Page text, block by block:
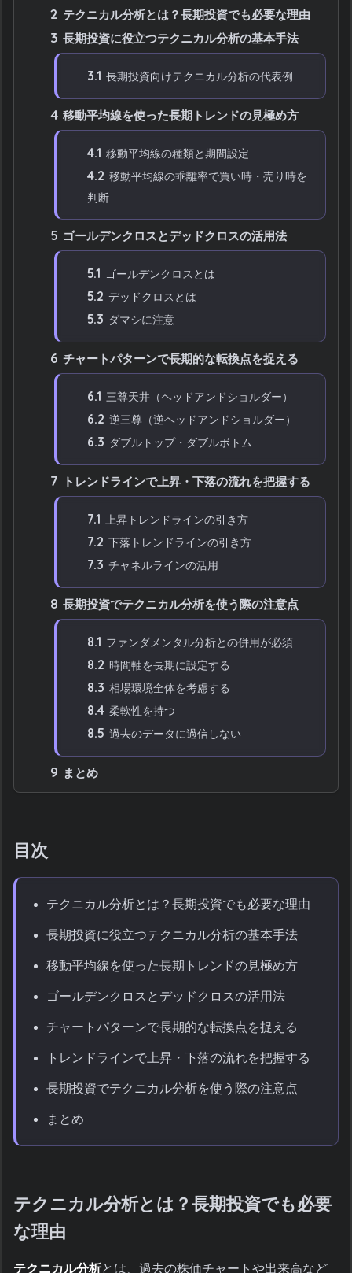
2 テクニカル分析とは？長期投資でも必要な理由
3 長期投資に役立つテクニカル分析の基本手法
3.1 長期投資向けテクニカル分析の代表例
4 移動平均線を使った長期トレンドの見極め方
4.1 移動平均線の種類と期間設定
4.2 移動平均線の乖離率で買い時・売り時を
判断
5 ゴールデンクロスとデッドクロスの活用法
5.1 ゴールデンクロスとは
5.2 デッドクロスとは
5.3 ダマシに注意
6 チャートパターンで長期的な転換点を捉える
6.1 三尊天井（ヘッドアンドショルダー）
6.2 逆三尊（逆ヘッドアンドショルダー）
6.3 ダブルトップ・ダブルボトム
7 トレンドラインで上昇・下落の流れを把握する
7.1 上昇トレンドラインの引き方
7.2 下落トレンドラインの引き方
7.3 チャネルラインの活用
8 長期投資でテクニカル分析を使う際の注意点
8.1 ファンダメンタル分析との併用が必須
8.2 時間軸を長期に設定する
8.3 相場環境全体を考慮する
8.4 柔軟性を持つ
8.5 過去のデータに過信しない
9 まとめ
目次
テクニカル分析とは？長期投資でも必要な理由
長期投資に役立つテクニカル分析の基本手法
移動平均線を使った長期トレンドの見極め方
ゴールデンクロスとデッドクロスの活用法
チャートパターンで長期的な転換点を捉える
トレンドラインで上昇・下落の流れを把握する
長期投資でテクニカル分析を使う際の注意点
まとめ
テクニカル分析とは？長期投資でも必要
な理由
テクニカル分析とは、過去の株価チャートや出来高など